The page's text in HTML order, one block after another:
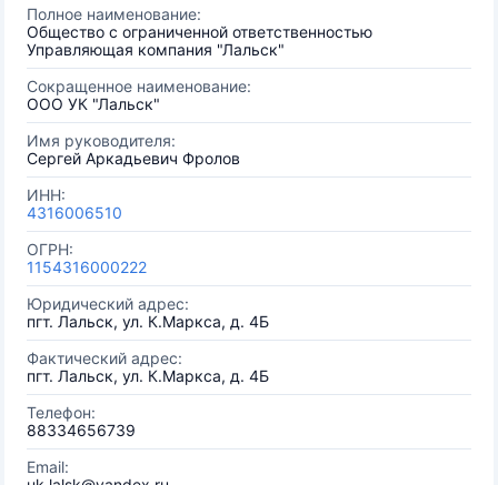
Полное наименование:
Общество с ограниченной ответственностью
Управляющая компания "Лальск"
Сокращенное наименование:
ООО УК "Лальск"
Имя руководителя:
Сергей Аркадьевич Фролов
ИНН:
4316006510
ОГРН:
1154316000222
Юридический адрес:
пгт. Лальск, ул. К.Маркса, д. 4Б
Фактический адрес:
пгт. Лальск, ул. К.Маркса, д. 4Б
Телефон:
88334656739
Email: